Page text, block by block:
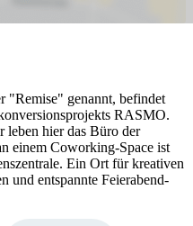
"Remise" genannt, befindet
RASMO.
leben hier das Büro der
einem Coworking-Space ist
Ein Ort für kreativen
und entspannte Feierabend-